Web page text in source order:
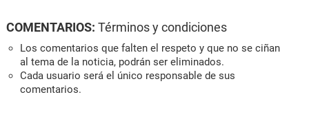
COMENTARIOS: Términos y condiciones
Los comentarios que falten el respeto y que no se ciñan
al tema de la noticia, podrán ser eliminados.
Cada usuario será el único responsable de sus
comentarios.